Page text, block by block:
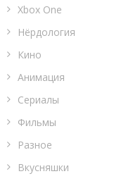
Xbox One
Нёрдология
Кино
Анимация
Сериалы
Фильмы
Разное
Вкусняшки